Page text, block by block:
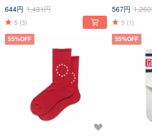
644円 1,431円
5 (3)
567円
5 (1)
55%OFF 55%OFF